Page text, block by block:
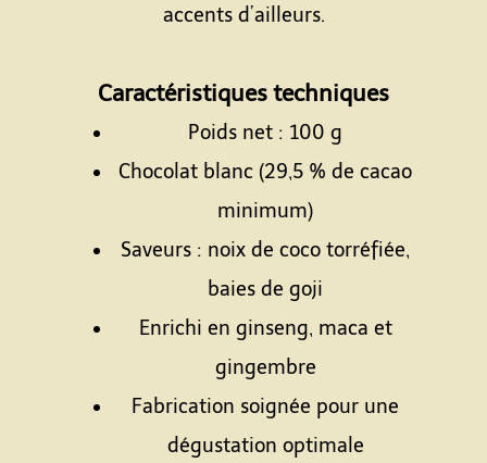
accents d’ailleurs.
Caractéristiques techniques
Poids net : 100 g
Chocolat blanc (29,5 % de cacao
minimum)
Saveurs : noix de coco torréfiée,
baies de goji
Enrichi en ginseng, maca et
gingembre
Fabrication soignée pour une
dégustation optimale